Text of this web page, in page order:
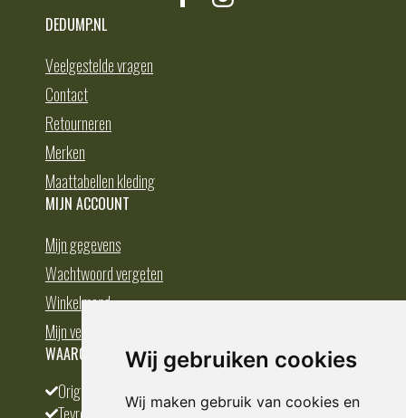
Wij gebruiken cookies
Wij maken gebruik van cookies en
DEDUMP.NL
Veelgestelde vragen
Contact
Retourneren
Merken
Maattabellen kleding
MIJN ACCOUNT
Mijn gegevens
Wachtwoord vergeten
Winkelmand
Mijn verlanglijst
WAAROM BESTELLEN BIJ DEDUMP.NL
Origineel en divers
Tevreden klanten